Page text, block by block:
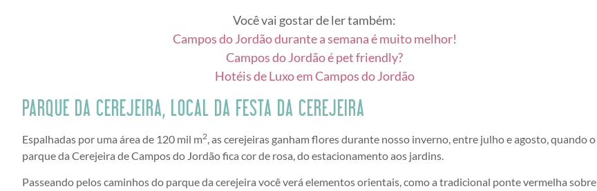
Você vai gostar de ler também:
Campos do Jordão durante a semana é muito melhor!
Campos do Jordão é pet friendly?
Hotéis de Luxo em Campos do Jordão
PARQUE DA CEREJEIRA, LOCAL DA FESTA DA CEREJEIRA
Espalhadas por uma área de 120 mil m2, as cerejeiras ganham flores durante nosso inverno, entre julho e agosto, quando o
parque da Cerejeira de Campos do Jordão fica cor de rosa, do estacionamento aos jardins.
Passeando pelos caminhos do parque da cerejeira você verá elementos orientais, como a tradicional ponte vermelha sobre